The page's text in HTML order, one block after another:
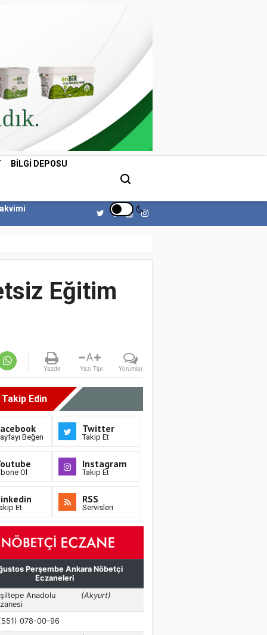
BILGI DEPOSU
Eğitim
Yazdır
A
Yazı Tipi Yorumlar
Edin
Beğen
Twitter
Takip Et
Ol
Instagram
Takip Et
Et
RSS
Servisleri